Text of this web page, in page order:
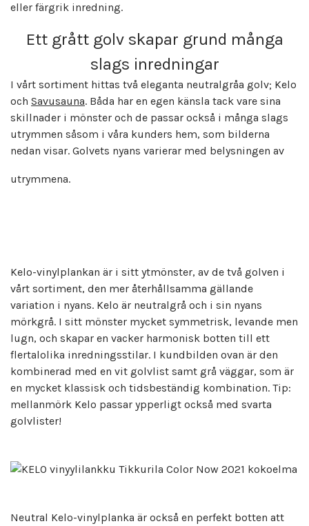
eller färgrik inredning.
Ett grått golv skapar grund många
slags inredningar
I vårt sortiment hittas två eleganta neutralgråa golv; Kelo
och Savusauna. Båda har en egen känsla tack vare sina
skillnader i mönster och de passar också i många slags
utrymmen såsom i våra kunders hem, som bilderna
nedan visar. Golvets nyans varierar med belysningen av
utrymmena.
Kelo-vinylplankan är i sitt ytmönster, av de två golven i
vårt sortiment, den mer återhållsamma gällande
variation i nyans. Kelo är neutralgrå och i sin nyans
mörkgrå. I sitt mönster mycket symmetrisk, levande men
lugn, och skapar en vacker harmonisk botten till ett
flertalolika inredningsstilar. I kundbilden ovan är den
kombinerad med en vit golvlist samt grå väggar, som är
en mycket klassisk och tidsbeständig kombination. Tip:
mellanmörk Kelo passar ypperligt också med svarta
golvlister!
Neutral Kelo-vinylplanka är också en perfekt botten att